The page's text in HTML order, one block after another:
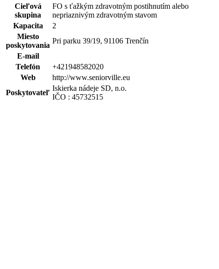
Cieľová
skupina
FO s ťažkým zdravotným postihnutím alebo
nepriaznivým zdravotným stavom
Kapacita
2
Miesto
poskytovania
Pri parku 39/19, 91106 Trenčín
E-mail
Telefón
+421948582020
Web
http://www.seniorville.eu
Poskytovateľ
Iskierka nádeje SD, n.o.
IČO : 45732515